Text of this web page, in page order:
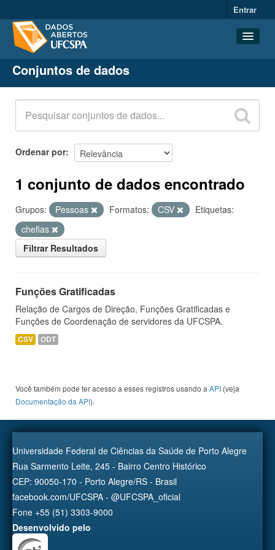
Entrar
Conjuntos de dados
Organizações
Grupos
Sobre
Conjuntos de dados
Ordenar por
1 conjunto de dados encontrado
Grupos: Pessoas Formatos: CSV
Etiquetas:
chefias
Filtrar Resultados
Funções Gratificadas
Relação de Cargos de Direção, Funções Gratificadas e
Funções de Coordenação de servidores da UFCSPA.
CSV ODT
Você também pode ter acesso a esses registros usando a API (veja
Documentação da API).
Universidade Federal de Ciências da Saúde de Porto Alegre
Rua Sarmento Leite, 245 - Bairro Centro Histórico
CEP: 90050-170 - Porto Alegre/RS - Brasil
facebook.com/UFCSPA - @UFCSPA_oficial
Fone +55 (51) 3303-9000
Desenvolvido pelo